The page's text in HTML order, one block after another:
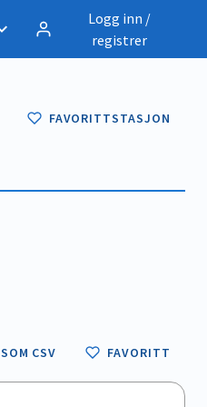
Logg inn /
registrer
FAVORITTSTASJON
CSV FAVORITT